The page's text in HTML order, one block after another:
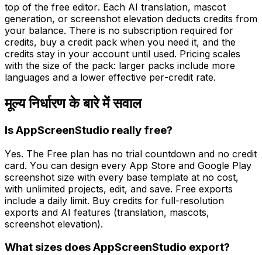
top of the free editor. Each AI translation, mascot
generation, or screenshot elevation deducts credits from
your balance. There is no subscription required for
credits, buy a credit pack when you need it, and the
credits stay in your account until used. Pricing scales
with the size of the pack: larger packs include more
languages and a lower effective per-credit rate.
मूल्य निर्धारण के बारे में सवाल
Is AppScreenStudio really free?
Yes. The Free plan has no trial countdown and no credit
card. You can design every App Store and Google Play
screenshot size with every base template at no cost,
with unlimited projects, edit, and save. Free exports
include a daily limit. Buy credits for full-resolution
exports and AI features (translation, mascots,
screenshot elevation).
What sizes does AppScreenStudio export?